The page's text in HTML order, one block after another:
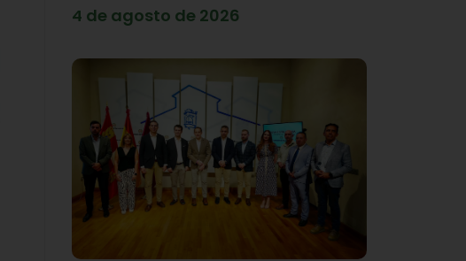
4 de agosto de 2026